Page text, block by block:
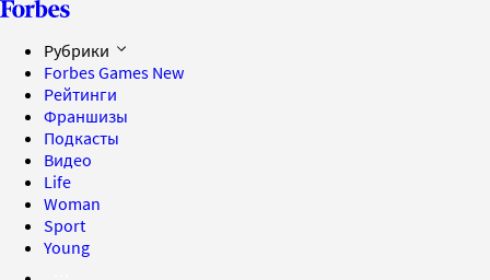
Рубрики
Forbes Games New
Рейтинги
Франшизы
Подкасты
Видео
Life
Woman
Sport
Young